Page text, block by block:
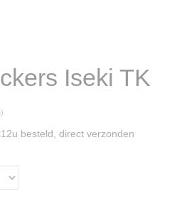
Iseki TK
besteld, direct verzonden